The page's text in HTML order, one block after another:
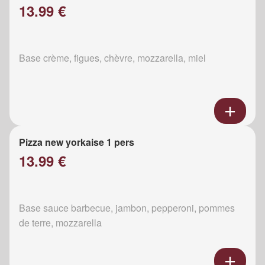
13.99 €
Base crème, figues, chèvre, mozzarella, miel
Pizza new yorkaise 1 pers
13.99 €
Base sauce barbecue, jambon, pepperoni, pommes
de terre, mozzarella